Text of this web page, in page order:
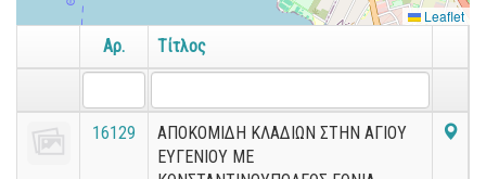
Leaflet
Αρ. Τίτλος
16129
ΑΠΟΚΟΜΙΔΗ ΚΛΑΔΙΩΝ ΣΤΗΝ ΑΓΙΟΥ
ΕΥΓΕΝΙΟΥ ΜΕ